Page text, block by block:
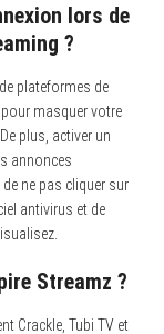
lors de
?
plateformes de
masquer votre
plus, activer un
annonces
ne pas cliquer sur
antivirus et de
Streamz ?
Crackle, Tubi TV et